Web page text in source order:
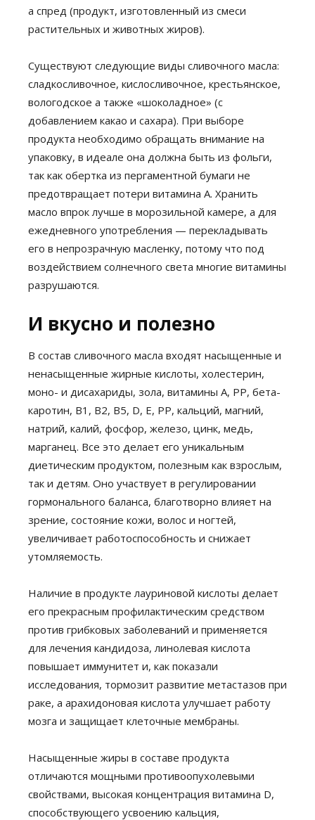
а спред (продукт, изготовленный из смеси
растительных и животных жиров).
Существуют следующие виды сливочного масла:
сладкосливочное, кислосливочное, крестьянское,
вологодское а также «шоколадное» (с
добавлением какао и сахара). При выборе
продукта необходимо обращать внимание на
упаковку, в идеале она должна быть из фольги,
так как обертка из пергаментной бумаги не
предотвращает потери витамина А. Хранить
масло впрок лучше в морозильной камере, а для
ежедневного употребления — перекладывать
его в непрозрачную масленку, потому что под
воздействием солнечного света многие витамины
разрушаются.
И вкусно и полезно
В состав сливочного масла входят насыщенные и
ненасыщенные жирные кислоты, холестерин,
моно- и дисахариды, зола, витамины A, PP, бета-
каротин, B1, B2, B5, D, E, PP, кальций, магний,
натрий, калий, фосфор, железо, цинк, медь,
марганец. Все это делает его уникальным
диетическим продуктом, полезным как взрослым,
так и детям. Оно участвует в регулировании
гормонального баланса, благотворно влияет на
зрение, состояние кожи, волос и ногтей,
увеличивает работоспособность и снижает
утомляемость.
Наличие в продукте лауриновой кислоты делает
его прекрасным профилактическим средством
против грибковых заболеваний и применяется
для лечения кандидоза, линолевая кислота
повышает иммунитет и, как показали
исследования, тормозит развитие метастазов при
раке, а арахидоновая кислота улучшает работу
мозга и защищает клеточные мембраны.
Насыщенные жиры в составе продукта
отличаются мощными противоопухолевыми
свойствами, высокая концентрация витамина D,
способствующего усвоению кальция,